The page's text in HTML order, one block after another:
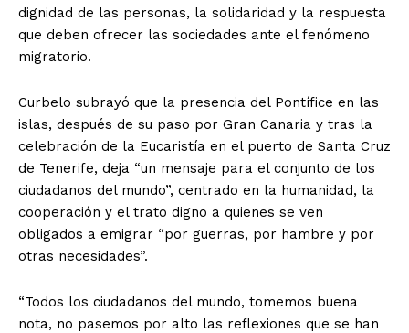
dignidad de las personas, la solidaridad y la respuesta
que deben ofrecer las sociedades ante el fenómeno
migratorio.
Curbelo subrayó que la presencia del Pontífice en las
islas, después de su paso por Gran Canaria y tras la
celebración de la Eucaristía en el puerto de Santa Cruz
de Tenerife, deja “un mensaje para el conjunto de los
ciudadanos del mundo”, centrado en la humanidad, la
cooperación y el trato digno a quienes se ven
obligados a emigrar “por guerras, por hambre y por
otras necesidades”.
“Todos los ciudadanos del mundo, tomemos buena
nota, no pasemos por alto las reflexiones que se han